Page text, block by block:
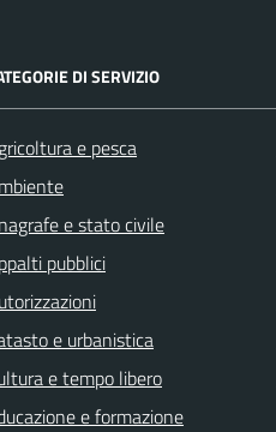
DI SERVIZIO
e pesca
e stato civile
pubblici
e urbanistica
e tempo libero
e formazione